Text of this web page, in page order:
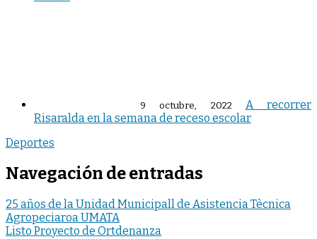
9 octubre, 2022
A recorrer
Risaralda en la semana de receso escolar
Deportes
Navegación de entradas
25 años de la Unidad Municipall de Asistencia Tècnica
Agropeciaroa UMATA
Listo Proyecto de Ortdenanza